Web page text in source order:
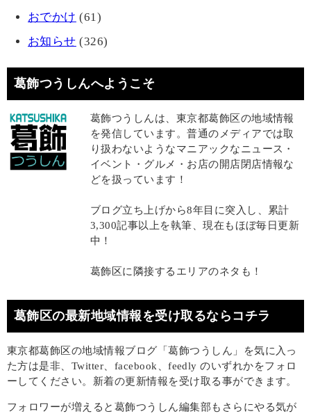
おでかけ (61)
お知らせ (326)
葛飾つうしんへようこそ
葛飾つうしんは、東京都葛飾区の地域情報
を発信しています。普通のメディアでは取
り扱わないようなマニアックなニュース・
イベント・グルメ・お店の開店閉店情報な
どを扱っています！
ブログ立ち上げから8年目に突入し、累計
3,300記事以上を執筆、現在もほぼ毎日更新
中！
葛飾区に隣接するエリアのネタも！
葛飾区の最新地域情報を受け取るならコチラ
東京都葛飾区の地域情報ブログ「葛飾つうしん」を気に入っ
た方は是非、Twitter、facebook、feedly のいずれかをフォロ
ーしてください。新着の更新情報を受け取る事ができます。
フォロワーが増えると葛飾つうしん編集部もさらにやる気が